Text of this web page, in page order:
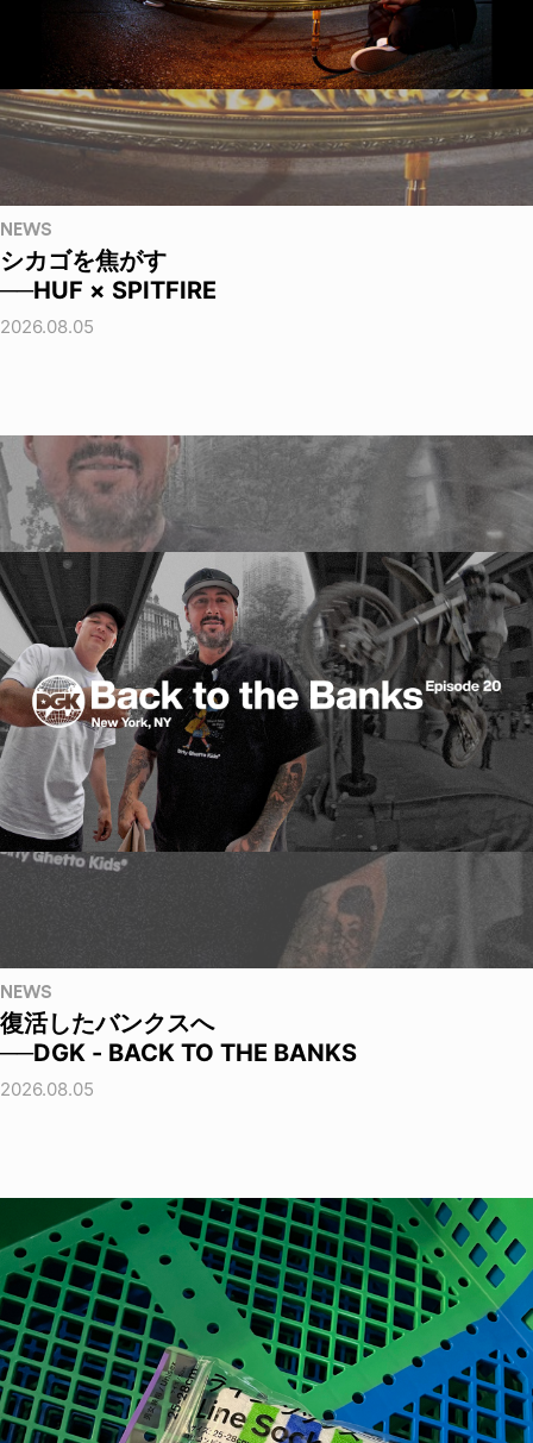
NEWS
シカゴを焦がす
──HUF × SPITFIRE
2026.08.05
NEWS
復活したバンクスへ
──DGK - BACK TO THE BANKS
2026.08.05